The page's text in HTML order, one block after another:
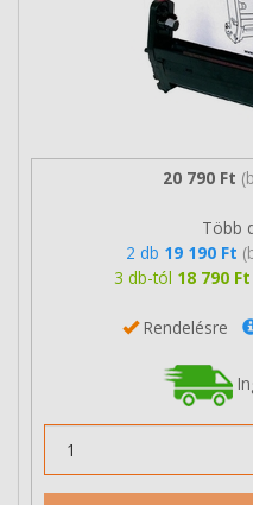
20 790 Ft
Több
2 db 19 190 Ft
3 db-tól 18 790 Ft
Rendelésre